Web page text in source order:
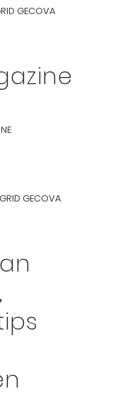
GECOVA
GECOVA